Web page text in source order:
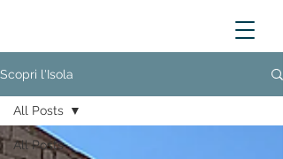
Scopri l'Isola
All Posts
All Posts